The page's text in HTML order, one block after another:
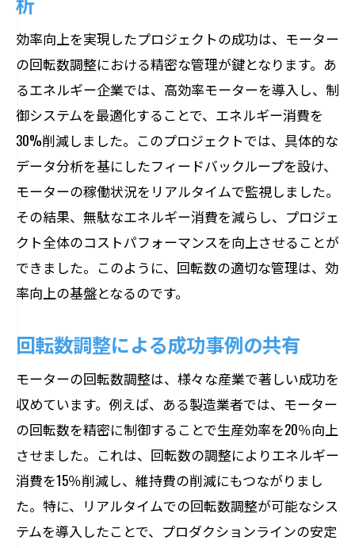
効率向上を実現したプロジェクトの成功は、モーター
の回転数調整における精密な管理が鍵となります。あ
るエネルギー企業では、高効率モーターを導入し、制
御システムを最適化することで、エネルギー消費を
30%削減しました。このプロジェクトでは、具体的な
データ分析を基にしたフィードバックループを設け、
モーターの稼働状況をリアルタイムで監視しました。
その結果、無駄なエネルギー消費を減らし、プロジェ
クト全体のコストパフォーマンスを向上させることが
できました。このように、回転数の適切な管理は、効
率向上の基盤となるのです。
回転数調整による成功事例の共有
モーターの回転数調整は、様々な産業で著しい成功を
収めています。例えば、ある製造業者では、モーター
の回転数を精密に制御することで生産効率を20％向上
させました。これは、回転数の調整によりエネルギー
消費を15％削減し、維持費の削減にもつながりまし
た。特に、リアルタイムでの回転数調整が可能なシス
テムを導入したことで、プロダクションラインの安定